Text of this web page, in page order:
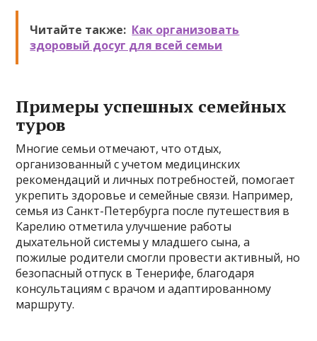
Читайте также: Как организовать
здоровый досуг для всей семьи
Примеры успешных семейных
туров
Многие семьи отмечают, что отдых,
организованный с учетом медицинских
рекомендаций и личных потребностей, помогает
укрепить здоровье и семейные связи. Например,
семья из Санкт-Петербурга после путешествия в
Карелию отметила улучшение работы
дыхательной системы у младшего сына, а
пожилые родители смогли провести активный, но
безопасный отпуск в Тенерифе, благодаря
консультациям с врачом и адаптированному
маршруту.